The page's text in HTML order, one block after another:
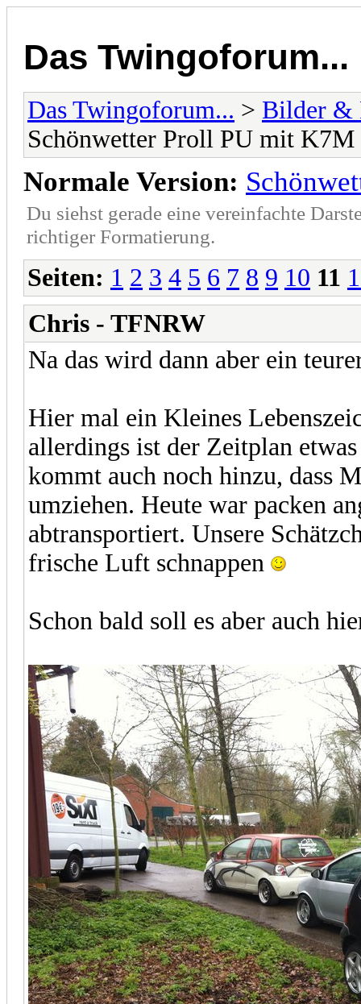
Das Twingoforum...
Das Twingoforum... > Bilder &
Schönwetter Proll PU mit K7M
Normale Version:
Du siehst gerade eine vereinfachte
richtiger Formatierung.
Seiten: 1 2 3 4 5 6 7 8 9 10 11
Chris - TFNRW
Na das wird dann aber ein
Hier mal ein Kleines
allerdings ist der Zeitplan
kommt auch noch hinzu, dass
umziehen. Heute war packen
abtransportiert. Unsere
frische Luft schnappen
Schon bald soll es aber auch